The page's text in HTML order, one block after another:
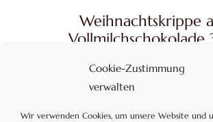
Cookie-Zustimmung
verwalten
Wir verwenden Cookies, um unsere Website und
Weihnachtskrippe
Vollmilchschokolade
8,10
Enthält 7% MwSt
zzgl.